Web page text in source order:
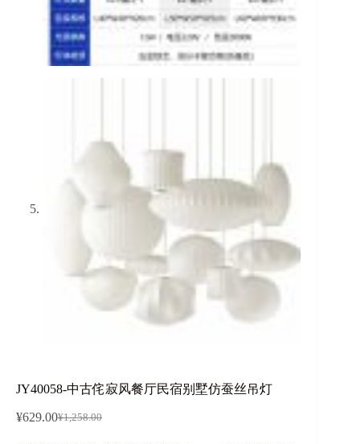
JY40058-中古侘寂风餐厅民宿别墅仿蚕丝吊灯
¥1,258.00
原
¥629.00当